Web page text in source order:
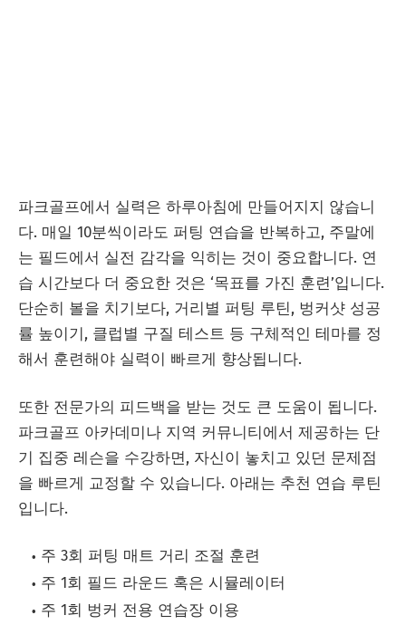
파크골프에서 실력은 하루아침에 만들어지지 않습니
다. 매일 10분씩이라도 퍼팅 연습을 반복하고, 주말에
는 필드에서 실전 감각을 익히는 것이 중요합니다. 연
습 시간보다 더 중요한 것은 ‘목표를 가진 훈련’입니다.
단순히 볼을 치기보다, 거리별 퍼팅 루틴, 벙커샷 성공
률 높이기, 클럽별 구질 테스트 등 구체적인 테마를 정
해서 훈련해야 실력이 빠르게 향상됩니다.
또한 전문가의 피드백을 받는 것도 큰 도움이 됩니다.
파크골프 아카데미나 지역 커뮤니티에서 제공하는 단
기 집중 레슨을 수강하면, 자신이 놓치고 있던 문제점
을 빠르게 교정할 수 있습니다. 아래는 추천 연습 루틴
입니다.
주 3회 퍼팅 매트 거리 조절 훈련
주 1회 필드 라운드 혹은 시뮬레이터
주 1회 벙커 전용 연습장 이용